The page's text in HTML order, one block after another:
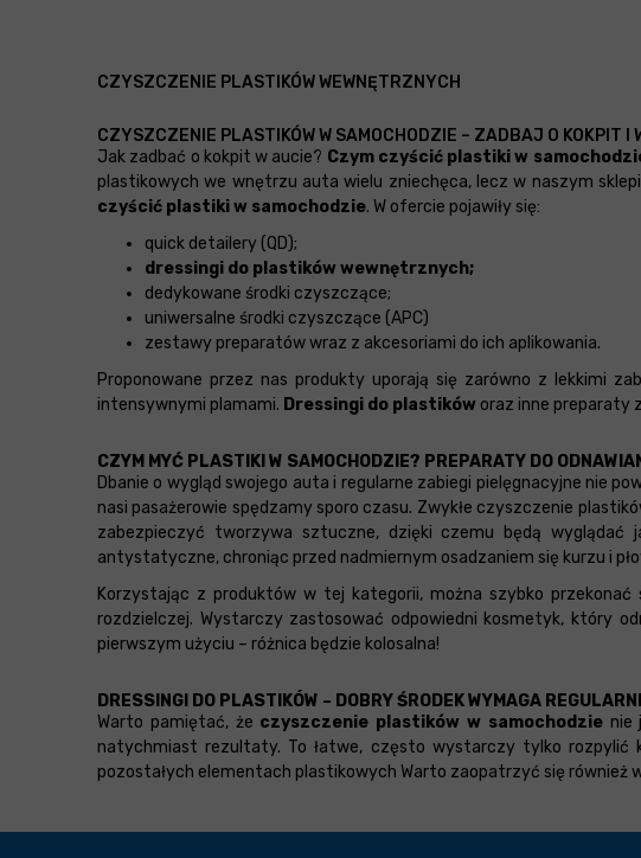
CZYSZCZENIE PLASTIKÓW WEWNĘTRZNYCH
CZYSZCZENIE PLASTIKÓW W SAMOCHODZIE – ZADBAJ O KOKPIT I
Jak zadbać o kokpit w aucie? Czym czyścić plastiki w
plastikowych we wnętrzu auta wielu zniechęca, lecz w naszym
czyścić plastiki w samochodzie. W ofercie pojawiły się:
quick detailery (QD);
dressingi do plastików wewnętrznych;
dedykowane środki czyszczące;
uniwersalne środki czyszczące (APC)
zestawy preparatów wraz z akcesoriami do ich aplikowania.
Proponowane przez nas produkty uporają się zarówno z lekkimi
intensywnymi plamami. Dressingi do plastików oraz inne preparaty
CZYM MYĆ PLASTIKI W SAMOCHODZIE? PREPARATY DO
Dbanie o wygląd swojego auta i regularne zabiegi pielęgnacyjne nie
nasi pasażerowie spędzamy sporo czasu. Zwykłe czyszczenie
zabezpieczyć tworzywa sztuczne, dzięki czemu będą wyglądać
antystatyczne, chroniąc przed nadmiernym osadzaniem się kurzu i
Korzystając z produktów w tej kategorii, można szybko
rozdzielczej. Wystarczy zastosować odpowiedni kosmetyk, który
pierwszym użyciu – różnica będzie kolosalna!
DRESSINGI DO PLASTIKÓW – DOBRY ŚRODEK WYMAGA
Warto pamiętać, że czyszczenie plastików w samochodzie nie
natychmiast rezultaty. To łatwe, często wystarczy tylko rozpylić
pozostałych elementach plastikowych Warto zaopatrzyć się również